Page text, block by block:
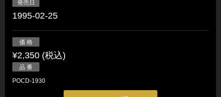
発売日
1995-02-25
価 格
¥2,350 (税込)
品 番
POCD-1930